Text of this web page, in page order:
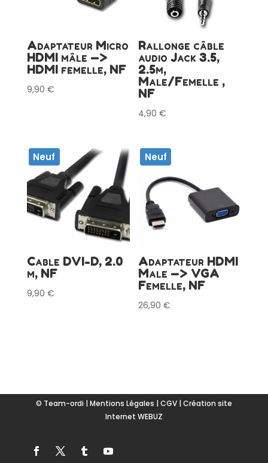
Adaptateur Micro
HDMI mâle —>
HDMI femelle, NF
9,90 €
Rallonge câble
audio Jack 3.5,
2.5m,
Male/Femelle ,
NF
4,90€
Neuf
Cable DVI-D, 2.0
m, NF
9,90 €
Neuf
Adaptateur HDMI
Male —> VGA
Femelle, NF
26,90€
© Team-ordi | Mentions Légales | CGV| Création site
Internet WEBUZ